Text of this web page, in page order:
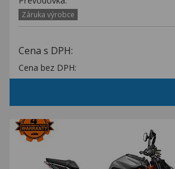
Záruka výrobce
Cena s DPH:
Cena bez DPH: